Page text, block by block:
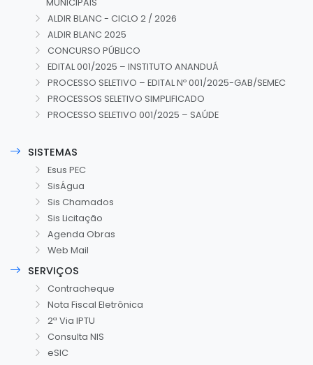
MUNICIPAIS
ALDIR BLANC - CICLO 2 / 2026
ALDIR BLANC 2025
CONCURSO PÚBLICO
EDITAL 001/2025 – INSTITUTO ANANDUÁ
PROCESSO SELETIVO – EDITAL Nº 001/2025-GAB/SEMEC
PROCESSOS SELETIVO SIMPLIFICADO
PROCESSO SELETIVO 001/2025 – SAÚDE
SISTEMAS
Esus PEC
SisÁgua
Sis Chamados
Sis Licitação
Agenda Obras
Web Mail
SERVIÇOS
Contracheque
Nota Fiscal Eletrônica
2ª Via IPTU
Consulta NIS
eSIC